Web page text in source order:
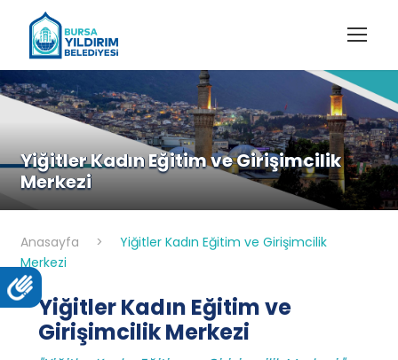
Yiğitler Kadın Eğitim ve Girişimcilik
Merkezi
Anasayfa >
Yiğitler Kadın Eğitim ve Girişimcilik
Merkezi
Yiğitler Kadın Eğitim ve
Girişimcilik Merkezi